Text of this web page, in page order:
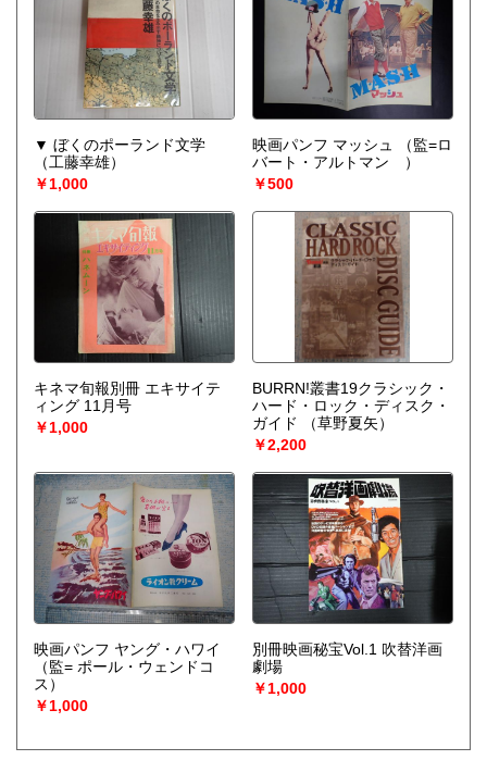
▼ ぼくのポーランド文学
（工藤幸雄）
￥1,000
映画パンフ マッシュ
（監=ロ
バート・アルトマン ）
￥500
キネマ旬報別冊 エキサイテ
ィング 11月号
￥1,000
BURRN!叢書19クラシック・
ハード・ロック・ディスク・
ガイド
（草野夏矢）
￥2,200
映画パンフ ヤング・ハワイ
（監= ポール・ウェンドコ
ス）
￥1,000
別冊映画秘宝Vol.1 吹替洋画
劇場
￥1,000